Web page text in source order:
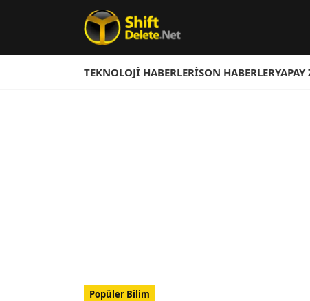
TEKNOLOJI HABERLERISON HABERLERYAPAY
Popüler Bilim